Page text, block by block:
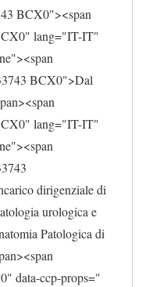
BCX0"><span
lang="IT-IT"
BCX0">Dal
lang="IT-IT"
dirigenziale di
urologica e
Patologica di
data-ccp-props="